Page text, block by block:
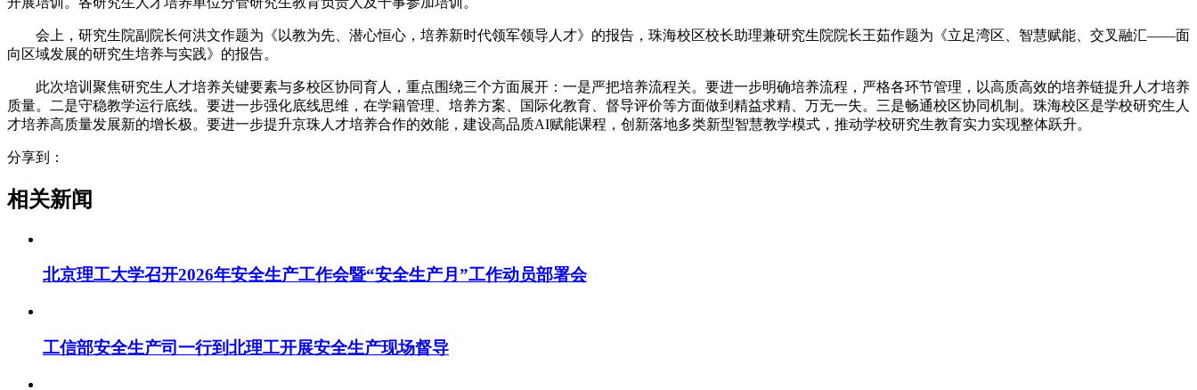
会上，研究生院副院长何洪文作题为《以教为先、潜心恒心，培养新时代领军领导人才》的报告，珠海校区校长助理兼研究生院院长王茹作题为《立足湾区、智慧赋能、交叉融汇——面
向区域发展的研究生培养与实践》的报告。
此次培训聚焦研究生人才培养关键要素与多校区协同育人，重点围绕三个方面展开：一是严把培养流程关。要进一步明确培养流程，严格各环节管理，以高质高效的培养链提升人才培养
质量。二是守稳教学运行底线。要进一步强化底线思维，在学籍管理、培养方案、国际化教育、督导评价等方面做到精益求精、万无一失。三是畅通校区协同机制。珠海校区是学校研究生人
才培养高质量发展新的增长极。要进一步提升京珠人才培养合作的效能，建设高品质AI赋能课程，创新落地多类新型智慧教学模式，推动学校研究生教育实力实现整体跃升。
分享到：
相关新闻
北京理工大学召开2026年安全生产工作会暨“安全生产月”工作动员部署会
工信部安全生产司一行到北理工开展安全生产现场督导